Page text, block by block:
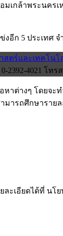
เกล้าพระนคร
อีก 5 ประเทศ
สตร์และเทคโนโ
4021 โทรสา
ต่างๆ โดยจะ
ารถศึกษารา
อียดได้ที่ นโ